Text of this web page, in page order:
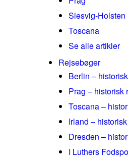
Slesvig-Holsten
Toscana
Se alle artikler
Rejsebøger
Berlin –
Prag – historisk
Toscana –
Irland –
Dresden –
I Luthers